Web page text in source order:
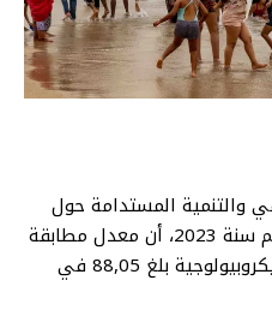
والتنمية المستدامة حول
مياه الاستحمام بالشواطئ برسم سنة 2023، أن معدل مطابقة
هذه المياه لمعايير الجودة الميكروبيولوجية بلغ 88,05 في